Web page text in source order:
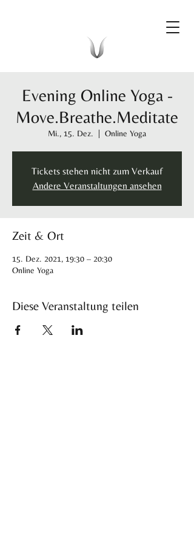
Evening Online Yoga -
Move.Breathe.Meditate
Mi., 15. Dez. Online Yoga
Tickets stehen nicht zum Verkauf
Andere Veranstaltungen ansehen
Zeit & Ort
15. Dez. 2021, 19:30 – 20:30
Online Yoga
Diese Veranstaltung teilen